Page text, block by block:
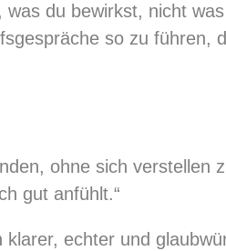
du bewirkst, nicht
so zu führen,
ohne sich verstellen
gut anfühlt.“
echter und